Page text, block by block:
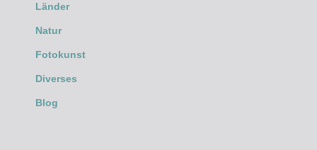
Länder
Natur
Fotokunst
Diverses
Blog